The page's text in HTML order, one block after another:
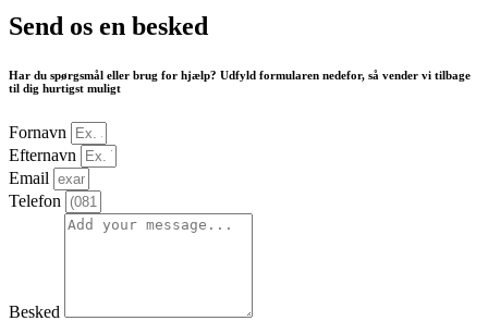
Send os en besked
Har du spørgsmål eller brug for hjælp? Udfyld formularen nedefor, så vender vi tilbage
til dig hurtigst muligt
Fornavn
Efternavn
Email
Telefon
Besked